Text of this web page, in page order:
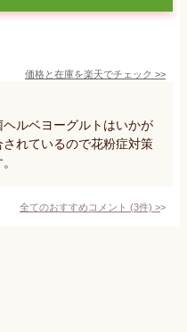
価格と在庫を楽天でチェック >>
ルベヨーグルトはいかが
れているので花粉症対策
全てのおすすめコメント (3件) >